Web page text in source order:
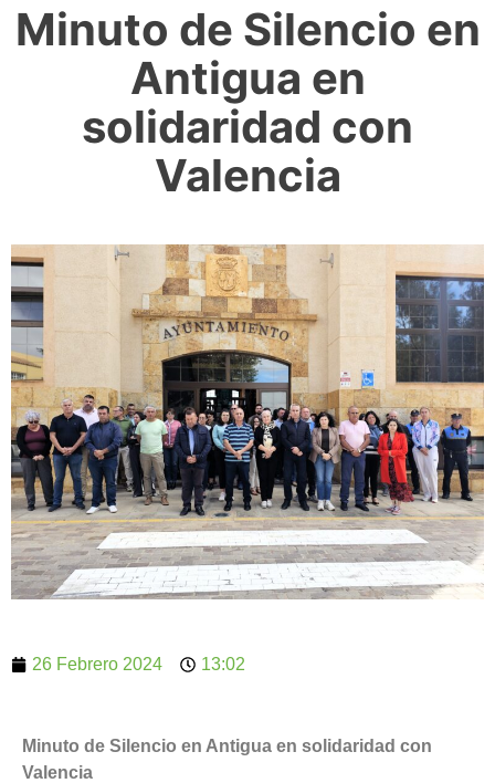
Minuto de Silencio en
Antigua en
solidaridad con
Valencia
26 Febrero 2024 13:02
Minuto de Silencio en Antigua en solidaridad con
Valencia